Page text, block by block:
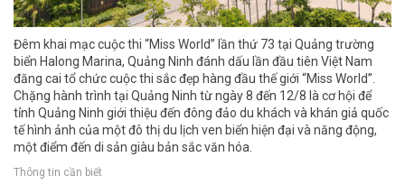
Đêm khai mạc cuộc thi “Miss World” lần thứ 73 tại Quảng trường
biển Halong Marina, Quảng Ninh đánh dấu lần đầu tiên Việt Nam
đăng cai tổ chức cuộc thi sắc đẹp hàng đầu thế giới “Miss World”.
Chặng hành trình tại Quảng Ninh từ ngày 8 đến 12/8 là cơ hội để
tỉnh Quảng Ninh giới thiệu đến đông đảo du khách và khán giả quốc
tế hình ảnh của một đô thị du lịch ven biển hiện đại và năng động,
một điểm đến di sản giàu bản sắc văn hóa.
Thông tin cần biết